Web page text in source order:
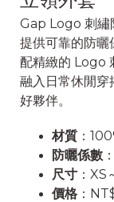
Gap Logo 刺繡
提供可靠的防曬
配精緻的 Logo
融入日常休閒穿
好夥伴。
材質 ：
防曬係數
尺寸 ：XS
價格 ：